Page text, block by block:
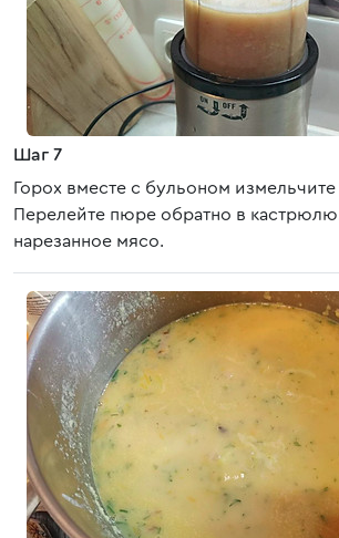
Шаг 7
Горох вместе с бульоном
Перелейте пюре обратно в
нарезанное мясо.